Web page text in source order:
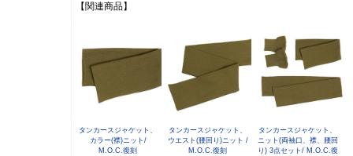
【関連商品】
タンカースジャケット、
カラー(襟)ニット/
M.O.C.復刻
タンカースジャケット、
ウエスト(腰回り)ニット /
M.O.C.復刻
タンカースジャケット、
ニット(両袖口、襟、腰回
り) 3点セット/ M.O.C.復